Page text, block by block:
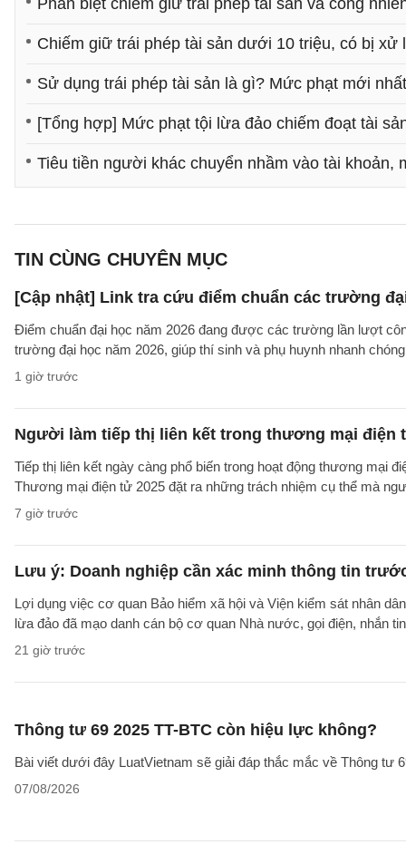
Phân biệt chiếm giữ trái phép tài sản và công
Chiếm giữ trái phép tài sản dưới 10 triệu, có bị xử
Sử dụng trái phép tài sản là gì? Mức phạt mới
[Tổng hợp] Mức phạt tội lừa đảo chiếm đoạt tài
Tiêu tiền người khác chuyển nhầm vào tài khoản,
TIN CÙNG CHUYÊN MỤC
[Cập nhật] Link tra cứu điểm chuẩn các trường
Điểm chuẩn đại học năm 2026 đang được các trường lần lượt
trường đại học năm 2026, giúp thí sinh và phụ huynh nhanh
1 giờ trước
Người làm tiếp thị liên kết trong thương mại điện
Tiếp thị liên kết ngày càng phổ biến trong hoạt động thương mại
Thương mại điện tử 2025 đặt ra những trách nhiệm cụ thể mà
7 giờ trước
Lưu ý: Doanh nghiệp cần xác minh thông tin
Lợi dụng việc cơ quan Bảo hiểm xã hội và Viện kiểm sát nhân
lừa đảo đã mạo danh cán bộ cơ quan Nhà nước, gọi điện, nhắn
21 giờ trước
Thông tư 69 2025 TT-BTC còn hiệu lực không?
Bài viết dưới đây LuatVietnam sẽ giải đáp thắc mắc về Thông tư
07/08/2026